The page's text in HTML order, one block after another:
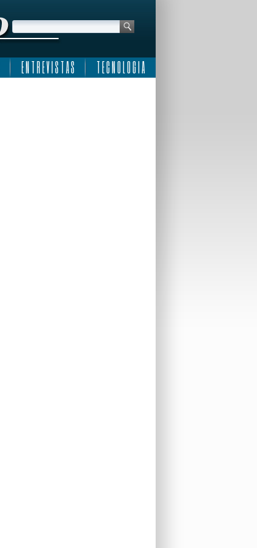
E N T R E V I S T A S T E C N O L O G I A